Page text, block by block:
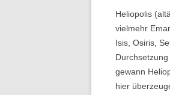
Heliopolis
vielmehr
Isis, Osiris,
gewann
hier